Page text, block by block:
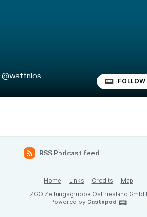
@wattnlos
FOLLOW
RSS Podcast feed
Home Links Credits
Map
ZGO Zeitungsgruppe Ostfriesland GmbH
Powered by Castopod